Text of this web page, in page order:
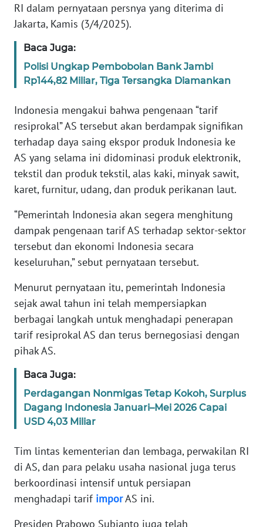
RI dalam pernyataan persnya yang diterima di
Jakarta, Kamis (3/4/2025).
Baca Juga:
Polisi Ungkap Pembobolan Bank Jambi
Rp144,82 Miliar, Tiga Tersangka Diamankan
Indonesia mengakui bahwa pengenaan “tarif
resiprokal” AS tersebut akan berdampak signifikan
terhadap daya saing ekspor produk Indonesia ke
AS yang selama ini didominasi produk elektronik,
tekstil dan produk tekstil, alas kaki, minyak sawit,
karet, furnitur, udang, dan produk perikanan laut.
“Pemerintah Indonesia akan segera menghitung
dampak pengenaan tarif AS terhadap sektor-sektor
tersebut dan ekonomi Indonesia secara
keseluruhan,” sebut pernyataan tersebut.
Menurut pernyataan itu, pemerintah Indonesia
sejak awal tahun ini telah mempersiapkan
berbagai langkah untuk menghadapi penerapan
tarif resiprokal AS dan terus bernegosiasi dengan
pihak AS.
Baca Juga:
Perdagangan Nonmigas Tetap Kokoh, Surplus
Dagang Indonesia Januari–Mei 2026 Capai
USD 4,03 Miliar
Tim lintas kementerian dan lembaga, perwakilan RI
di AS, dan para pelaku usaha nasional juga terus
berkoordinasi intensif untuk persiapan
menghadapi tarif imporAS ini.
Presiden Prabowo Subianto juga telah
INFO
IKLAN
KAMI
MEDIA
SIBER
REDAKSI
KARIR
DISCLAIMER
Wahana
News
WN
SUMUT
WN
JAKARTA
WN
JABAR
NTT
WN